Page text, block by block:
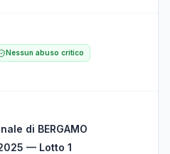
Nessun abuso critico
di BERGAMO
— Lotto 1